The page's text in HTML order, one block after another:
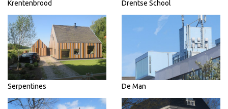
Krentenbrood Drentse School
Serpentines De Man